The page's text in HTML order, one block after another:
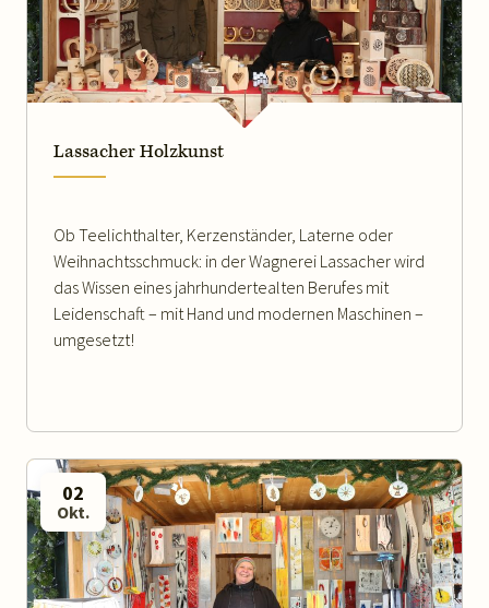
WEITERLESEN
Lassacher Holzkunst
Ob Teelichthalter, Kerzenständer, Laterne oder
Weihnachtsschmuck: in der Wagnerei Lassacher wird
das Wissen eines jahrhundertealten Berufes mit
Leidenschaft – mit Hand und modernen Maschinen –
umgesetzt!
02
Okt.